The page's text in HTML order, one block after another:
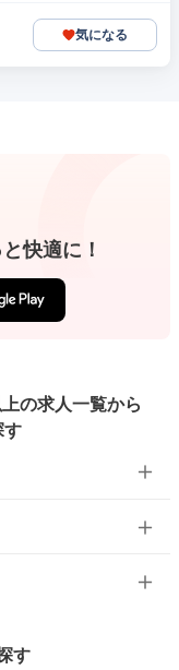
気になる
快適に！
の求人一覧から
す
す